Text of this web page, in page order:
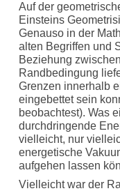
Auf der
Einsteins
Genauso in der
alten Begriffen und
Beziehung
Randbedingung
Grenzen innerhalb
eingebettet sein
beobachtest). Was
durchdringende
vielleicht, nur
energetische
aufgehen lassen
Vielleicht war der